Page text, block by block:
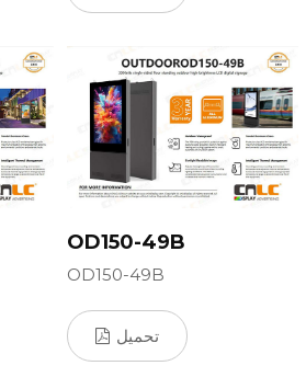
OD150-49B
OD150-49B
تحميل